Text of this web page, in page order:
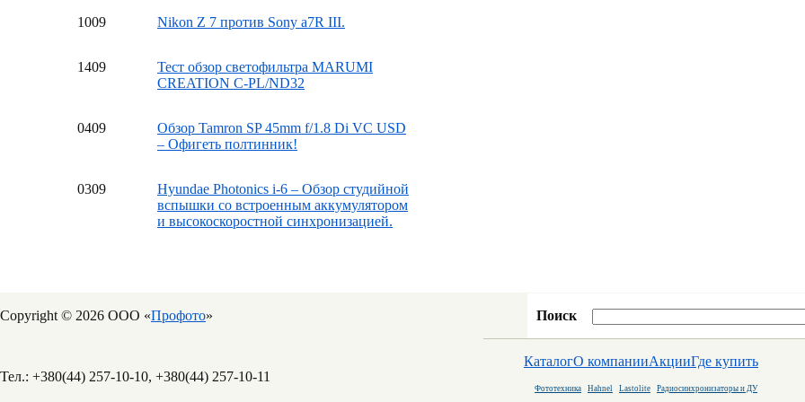
1009 Nikon Z 7 против Sony a7R III.
1409
Тест обзор светофильтра MARUMI
CREATION C-PL/ND32
0409
Обзор Tamron SP 45mm f/1.8 Di VC USD
– Офигеть полтинник!
0309
Hyundae Photonics i-6 – Обзор студийной
вспышки со встроенным аккумулятором
и высокоскоростной синхронизацией.
Copyright © 2026 ООО «Профото»
Тел.: +380(44) 257-10-10, +380(44) 257-10-11
Поиск
КаталогО компанииАкцииГде купить
Фототехника Hahnel Lastolite Радиосинхронизаторы и ДУ